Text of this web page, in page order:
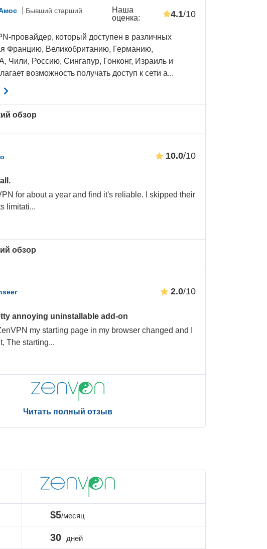
обзор
обзор
Бывший старший
Наша
оценка: 4.1/10
провайдер, который доступен в различных
Францию, Великобританию, Германию,
Чили, Россию, Сингапур, Гонконг, Израиль и
возможность получать доступ к сети а...
10.0/10
for about a year and find it's reliable. I skipped their
limitati...
2.0/10
annoying uninstallable add-on
my starting page in my browser changed and I
The starting...
Читать полный отзыв
$5/месяц
30 дней